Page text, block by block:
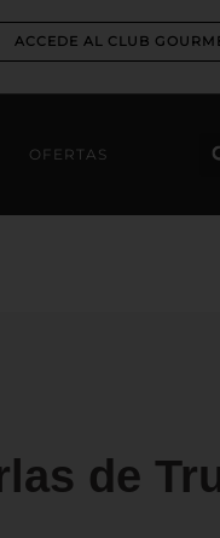
ACCEDE AL CLUB
OFERTAS
de